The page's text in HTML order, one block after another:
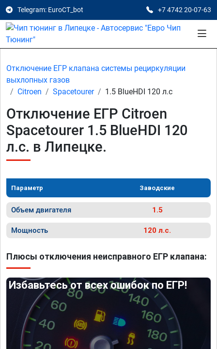
Telegram: EuroCT_bot +7 4742 20-07-63
Отключение ЕГР клапана системы рециркуляции
выхлопных газов
Citroen
Spacetourer 1.5 BlueHDI 120 л.с
Отключение ЕГР Citroen
Spacetourer 1.5 BlueHDI 120
л.с. в Липецке.
Параметр Заводские
Объем двигателя 1.5
Мощность 120 л.с.
Плюсы отключения неисправного ЕГР клапана:
Избавьтесь от всех ошибок по ЕГР!